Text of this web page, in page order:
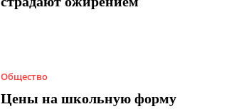
Общество
Цены на школьную форму